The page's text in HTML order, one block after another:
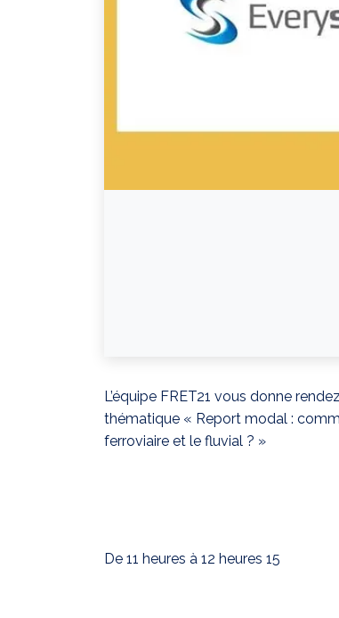
L’équipe FRET21 vous donne
thématique « Report modal :
ferroviaire et le fluvial ? »
De 11 heures à 12 heures 15